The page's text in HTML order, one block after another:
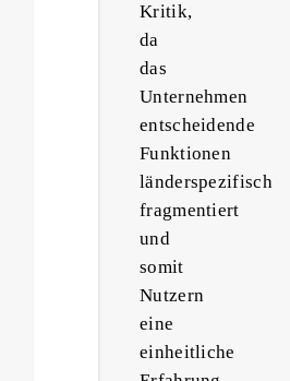
Kritik,
da
das
Unternehmen
entscheidende
Funktionen
länderspezifisch
fragmentiert
und
somit
Nutzern
eine
einheitliche